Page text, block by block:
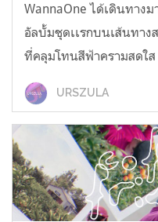
WannaOne ได้เดินทาง
อัลบั้มชุดเเรกบนเส้นทาง
ที่คลุมโทนสีฟ้าครามสดใ
URSZULA